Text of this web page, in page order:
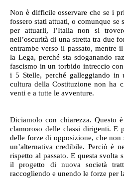
Non è difficile osservare che se i
fossero stati attuati, o comunque se
per attuarli, l’Italia non si
nell’oscurità di una stretta tra due
entrambe verso il passato, mentre
la Lega, perché sta sdoganando
fascismo in un torbido intreccio
i 5 Stelle, perché galleggiando in
cultura della Costituzione non ha
venti e a tutte le avventure.
Diciamolo con chiarezza. Questo
clamoroso delle classi dirigenti. E
delle forze di opposizione, che
un’alternativa credibile. Perciò è
rispetto al passato. E questa svolta
il progetto di nuova società
raccogliendo e unendo le forze per